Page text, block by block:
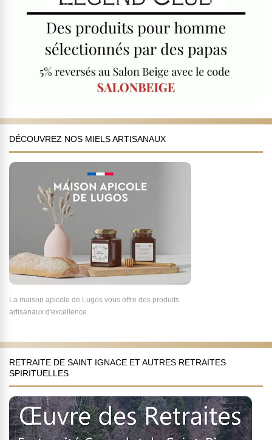
DÉCOUVREZ NOS MIELS ARTISANAUX
La maison apicole de Lugos vous offre des produits
artisanaux d'excellence.
RETRAITE DE SAINT IGNACE ET AUTRES RETRAITES
SPIRITUELLES